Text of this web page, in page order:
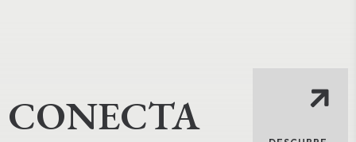
CONECTA